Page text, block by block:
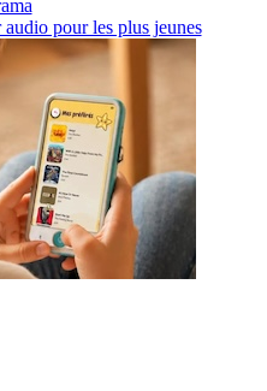
pour les plus jeunes